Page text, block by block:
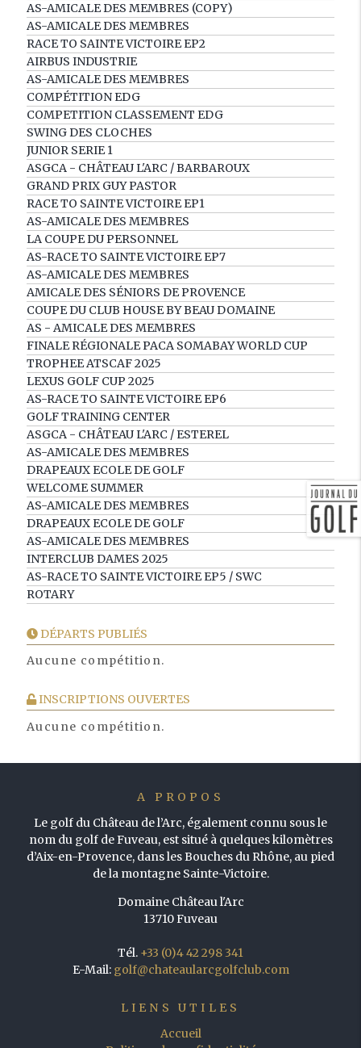
AS-AMICALE DES MEMBRES (COPY)
AS-AMICALE DES MEMBRES
RACE TO SAINTE VICTOIRE EP2
AIRBUS INDUSTRIE
AS-AMICALE DES MEMBRES
COMPÉTITION EDG
COMPETITION CLASSEMENT EDG
SWING DES CLOCHES
JUNIOR SERIE 1
ASGCA - CHÂTEAU L'ARC / BARBAROUX
GRAND PRIX GUY PASTOR
RACE TO SAINTE VICTOIRE EP1
AS-AMICALE DES MEMBRES
LA COUPE DU PERSONNEL
AS-RACE TO SAINTE VICTOIRE EP7
AS-AMICALE DES MEMBRES
AMICALE DES SÉNIORS DE PROVENCE
COUPE DU CLUB HOUSE BY BEAU DOMAINE
AS - AMICALE DES MEMBRES
FINALE RÉGIONALE PACA SOMABAY WORLD CUP
TROPHEE ATSCAF 2025
LEXUS GOLF CUP 2025
AS-RACE TO SAINTE VICTOIRE EP6
GOLF TRAINING CENTER
ASGCA - CHÂTEAU L'ARC / ESTEREL
AS-AMICALE DES MEMBRES
DRAPEAUX ECOLE DE GOLF
WELCOME SUMMER
AS-AMICALE DES MEMBRES
DRAPEAUX ECOLE DE GOLF
AS-AMICALE DES MEMBRES
INTERCLUB DAMES 2025
AS-RACE TO SAINTE VICTOIRE EP5 / SWC
ROTARY
DÉPARTS PUBLIÉS
Aucune compétition.
INSCRIPTIONS OUVERTES
Aucune compétition.
A PROPOS
Le golf du Château de l’Arc, également connu sous le
nom du golf de Fuveau, est situé à quelques kilomètres
d’Aix-en-Provence, dans les Bouches du Rhône, au pied
de la montagne Sainte-Victoire.
Domaine Château l'Arc
13710 Fuveau
Tél. +33 (0)4 42 298 341
E-Mail: golf@chateaularcgolfclub.com
LIENS UTILES
Accueil